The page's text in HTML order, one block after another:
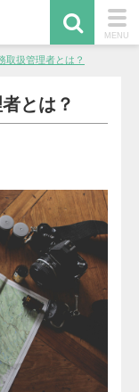
MENU
扱管理者とは？
とは？